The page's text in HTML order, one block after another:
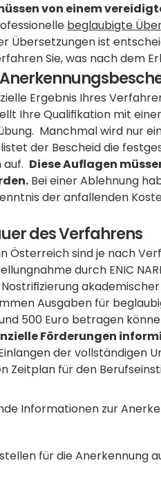
von einem
beglaubigte
Übersetzungen ist
Sie, was nach dem
Ergebnis Ihres
Ihre Qualifikation mit
Manchmal wird nur
der Bescheid die
Diese Auflagen
Bei einer Ablehnung
der anfallenden
des Verfahrens
Österreich sind je nach
durch ENIC
Nostrifizierung
Ausgaben für
500 Euro betragen
Förderungen
der vollständigen
Zeitplan für den
Informationen zur
für die Anerkennung